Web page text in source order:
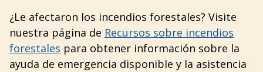
to
main
content
¿Le afectaron los incendios forestales? Visite
nuestra página de Recursos sobre incendios
forestales para obtener información sobre la
ayuda de emergencia disponible y la asistencia